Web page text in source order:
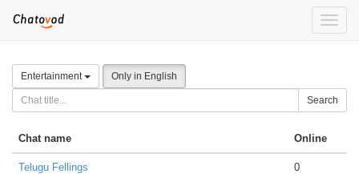
Toggle
Entertainment Only in English
Search
Chat name Online
Telugu Fellings 0